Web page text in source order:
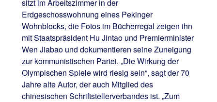
sitzt im Arbeitszimmer in der
Erdgeschosswohnung eines Pekinger
Wohnblocks, die Fotos im Bücherregal zeigen ihn
mit Staatspräsident Hu Jintao und Premierminister
Wen Jiabao und dokumentieren seine Zuneigung
zur kommunistischen Partei. „Die Wirkung der
Olympischen Spiele wird riesig sein“, sagt der 70
Jahre alte Autor, der auch Mitglied des
chinesischen Schriftstellerverbandes ist. „Zum